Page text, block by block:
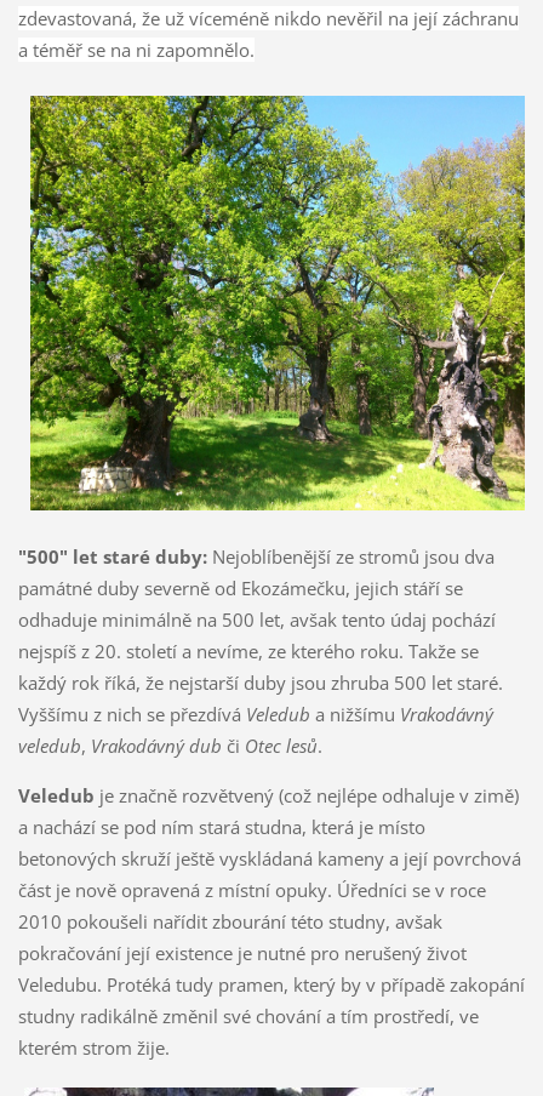
zdevastovaná, že už víceméně nikdo nevěřil na její záchranu
a téměř se na ni zapomnělo.
"500" let staré duby:Nejoblíbenější ze stromů jsou dva
památné duby severně od Ekozámečku, jejich stáří se
odhaduje minimálně na 500 let, avšak tento údaj pochází
nejspíš z 20. století a nevíme, ze kterého roku. Takže se
každý rok říká, že nejstarší duby jsou zhruba 500 let staré.
Vyššímu z nich se přezdívá Veledub a nižšímu Vrakodávný
veledub, Vrakodávný dub či Otec lesů.
Veledub je značně rozvětvený (což nejlépe odhaluje v zimě)
a nachází se pod ním stará studna, která je místo
betonových skruží ještě vyskládaná kameny a její povrchová
část je nově opravená z místní opuky. Úředníci se v roce
2010 pokoušeli nařídit zbourání této studny, avšak
pokračování její existence je nutné pro nerušený život
Veledubu. Protéká tudy pramen, který by v případě zakopání
studny radikálně změnil své chování a tím prostředí, ve
kterém strom žije.